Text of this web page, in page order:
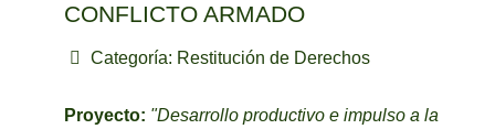
CONFLICTO ARMADO
Categoría: Restitución de Derechos
Proyecto: "Desarrollo productivo e impulso a la